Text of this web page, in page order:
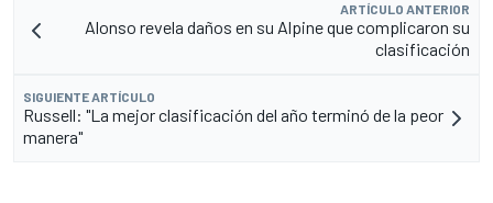
ARTÍCULO ANTERIOR
Alonso revela daños en su Alpine que complicaron su
clasificación
SIGUIENTE ARTÍCULO
Russell: "La mejor clasificación del año terminó de la peor
manera"